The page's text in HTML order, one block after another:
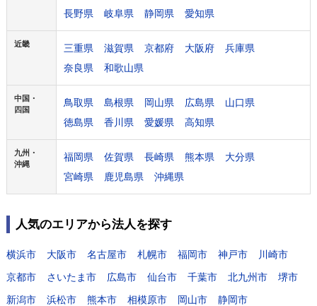
長野県
岐阜県 静岡県 愛知県
近畿 三重県 滋賀県 京都府 大阪府
兵庫県
奈良県
和歌山県
中国・
四国
鳥取県 島根県 岡山県 広島県
山口県
徳島県
香川県 愛媛県 高知県
九州・
沖縄
福岡県 佐賀県 長崎県 熊本県
大分県
宮崎県
鹿児島県 沖縄県
人気のエリアから法人を探す
横浜市 大阪市 名古屋市 札幌市 福岡市 神戸市
川崎市
京都市
さいたま市 広島市 仙台市 千葉市 北九州市
堺市
新潟市
浜松市 熊本市 相模原市 岡山市 静岡市